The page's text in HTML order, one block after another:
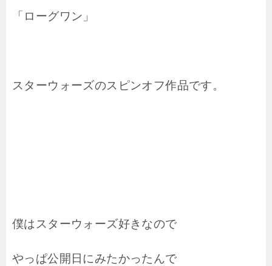
「ローグワン」
スターウォーズのスピンオフ作品です。
僕はスターウォーズ好きなので
やっぱ公開日にみたかったんで